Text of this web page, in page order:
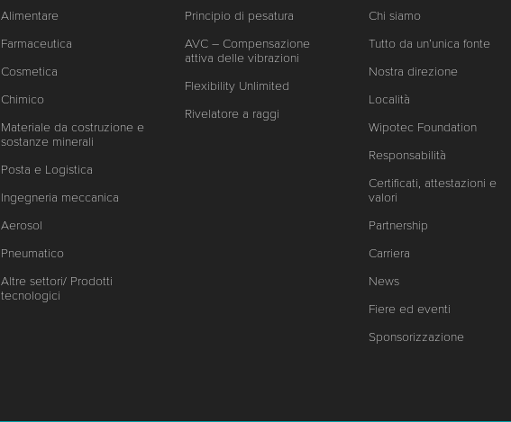
Alimentare
Farmaceutica
Cosmetica
Chimico
Materiale da costruzione e
sostanze minerali
Posta e Logistica
Ingegneria meccanica
Aerosol
Pneumatico
Altre settori/ Prodotti
tecnologici
Principio di pesatura
AVC – Compensazione
attiva delle vibrazioni
Flexibility Unlimited
Rivelatore a raggi
Chi siamo
Tutto da un’unica fonte
Nostra direzione
Località
Wipotec Foundation
Responsabilità
Certificati, attestazioni e
valori
Partnership
Carriera
News
Fiere ed eventi
Sponsorizzazione